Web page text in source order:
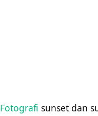
Fotografi sunset dan